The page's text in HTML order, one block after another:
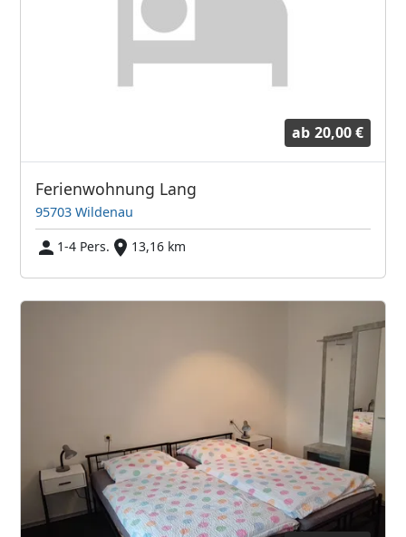
ab 20,00 €
Ferienwohnung Lang
95703 Wildenau
1-4 Pers.
13,16 km